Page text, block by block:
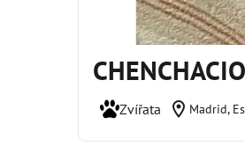
Zvířata location_on Madrid,